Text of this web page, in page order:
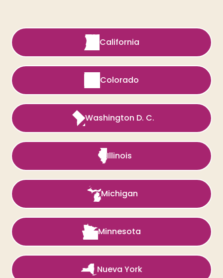
California
Colorado
Washington D. C.
Illinois
Michigan
Minnesota
Nueva York